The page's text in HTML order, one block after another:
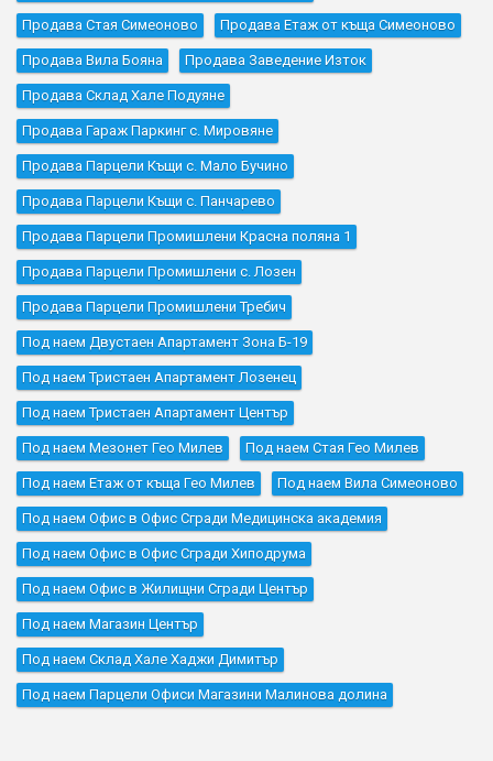
Продава Стая Симеоново Продава Етаж от къща Симеоново
Продава Вила Бояна Продава Заведение Изток
Продава Склад Хале Подуяне
Продава Гараж Паркинг с. Мировяне
Продава Парцели Къщи с. Мало Бучино
Продава Парцели Къщи с. Панчарево
Продава Парцели Промишлени Красна поляна 1
Продава Парцели Промишлени с. Лозен
Продава Парцели Промишлени Требич
Под наем Двустаен Апартамент Зона Б-19
Под наем Тристаен Апартамент Лозенец
Под наем Тристаен Апартамент Център
Под наем Мезонет Гео Милев Под наем Стая Гео Милев
Под наем Етаж от къща Гео Милев Под наем Вила Симеоново
Под наем Офис в Офис Сгради Медицинска академия
Под наем Офис в Офис Сгради Хиподрума
Под наем Офис в Жилищни Сгради Център
Под наем Магазин Център
Под наем Склад Хале Хаджи Димитър
Под наем Парцели Офиси Магазини Малинова долина